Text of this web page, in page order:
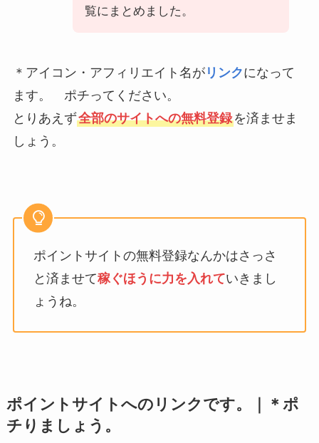
覧にまとめました。
＊アイコン・アフィリエイト名がリンクになって
ます。 ポチってください。
とりあえず全部のサイトへの無料登録を済ませま
しょう。
ポイントサイトの無料登録なんかはさっさ
と済ませて稼ぐほうに力を入れていきまし
ょうね。
ポイントサイトへのリンクです。｜
＊ポ
チりましょう。